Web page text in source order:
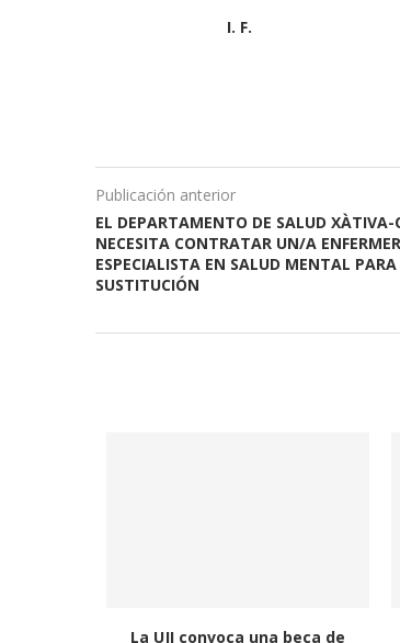
I. F.
Publicación anterior
EL DEPARTAMENTO DE SALUD
NECESITA CONTRATAR UN/A
ESPECIALISTA EN SALUD MENTAL
SUSTITUCIÓN
La UJI convoca una beca de